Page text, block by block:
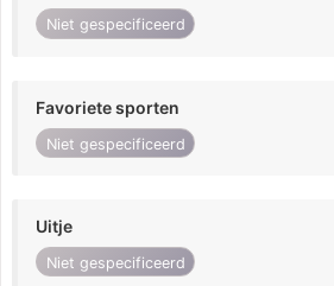
Niet gespecificeerd
Favoriete sporten
Niet gespecificeerd
Uitje
Niet gespecificeerd